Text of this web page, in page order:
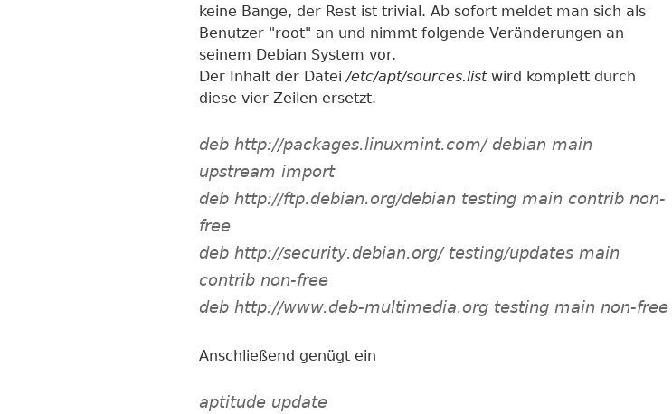
keine Bange, der Rest ist trivial. Ab sofort meldet man sich als
Benutzer "root" an und nimmt folgende Veränderungen an
seinem Debian System vor.
Der Inhalt der Datei/etc/apt/sources.listwird komplett durch
diese vier Zeilen ersetzt.
deb http://packages.linuxmint.com/ debian main
upstream import
deb http://ftp.debian.org/debian testing main contrib non-
free
deb http://security.debian.org/ testing/updates main
contrib non-free
deb http://www.deb-multimedia.org testing main non-free
Anschließend genügt ein
aptitude update